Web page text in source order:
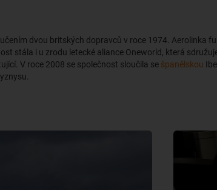
dvou britských dopravců v roce 1974. Aerolinka
stála i u zrodu letecké aliance Oneworld, která
V roce 2008 se společnost sloučila se španělskou